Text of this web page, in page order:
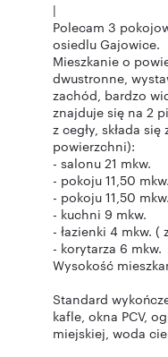
|
Polecam 3
osiedlu Gajowice.
Mieszkanie o
dwustronne,
zachód, bardzo
znajduje się na 2
z cegły, składa
powierzchni):
- salonu 21 mkw.
- pokoju 11,50 mkw.
- pokoju 11,50 mkw.
- kuchni 9 mkw.
- łazienki 4 mkw. (
- korytarza 6 mkw.
Wysokość
Standard
kafle, okna PCV,
miejskiej, woda